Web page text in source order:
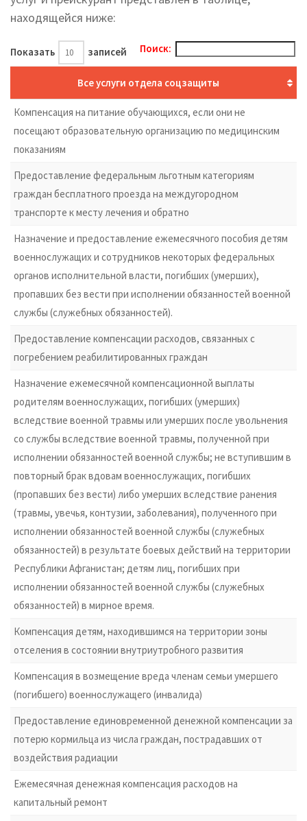
находящейся ниже:
Показать записей Поиск:
Все услуги отдела соцзащиты
Компенсация на питание обучающихся, если они не
посещают образовательную организацию по медицинским
показаниям
Предоставление федеральным льготным категориям
граждан бесплатного проезда на междугородном
транспорте к месту лечения и обратно
Назначение и предоставление ежемесячного пособия детям
военнослужащих и сотрудников некоторых федеральных
органов исполнительной власти, погибших (умерших),
пропавших без вести при исполнении обязанностей военной
службы (служебных обязанностей).
Предоставление компенсации расходов, связанных с
погребением реабилитированных граждан
Назначение ежемесячной компенсационной выплаты
родителям военнослужащих, погибших (умерших)
вследствие военной травмы или умерших после увольнения
со службы вследствие военной травмы, полученной при
исполнении обязанностей военной службы; не вступившим в
повторный брак вдовам военнослужащих, погибших
(пропавших без вести) либо умерших вследствие ранения
(травмы, увечья, контузии, заболевания), полученного при
исполнении обязанностей военной службы (служебных
обязанностей) в результате боевых действий на территории
Республики Афганистан; детям лиц, погибших при
исполнении обязанностей военной службы (служебных
обязанностей) в мирное время.
Компенсация детям, находившимся на территории зоны
отселения в состоянии внутриутробного развития
Компенсация в возмещение вреда членам семьи умершего
(погибшего) военнослужащего (инвалида)
Предоставление единовременной денежной компенсации за
потерю кормильца из числа граждан, пострадавших от
воздействия радиации
Ежемесячная денежная компенсация расходов на
капитальный ремонт